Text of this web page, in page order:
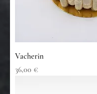
Vacherin
Prix
36,00 €